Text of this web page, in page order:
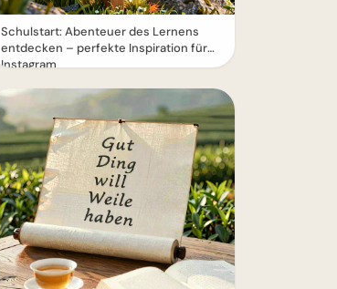
Schulstart: Abenteuer des Lernens
entdecken – perfekte Inspiration für
Instagram